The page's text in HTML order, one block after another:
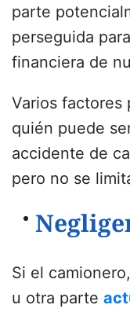
parte
perseguida
financiera de
Varios factores
quién puede
accidente de
pero no se
Si el
u otra parte